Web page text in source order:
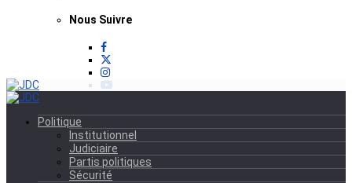
Nous Suivre
Politique
Institutionnel
Judiciaire
Partis politiques
Sécurité